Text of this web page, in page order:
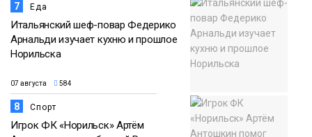
7 Еда
Итальянский шеф-повар Федерико
Арнальди изучает кухню и прошлое
Норильска
07 августа 584
8 Спорт
Игрок ФК «Норильск» Артём